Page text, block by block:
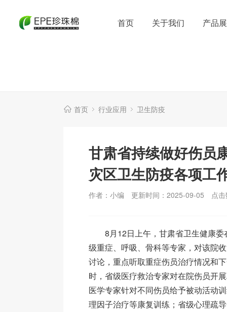
首页 关于我们 产品
首页 行业应用 卫生防疫
甘肃省持续做好伤员
灾区卫生防疫各项工
作者：小编 更新时间：2025-09-05 点
8月12日上午，甘肃省卫生健康委
级重症、呼吸、骨科等专家，对该院
讨论，重点听取重症伤员治疗情况和
时，省级医疗救治专家对在院伤员开
医学专家针对不同伤员给予被动活动
理因子治疗等康复训练；省级心理疏